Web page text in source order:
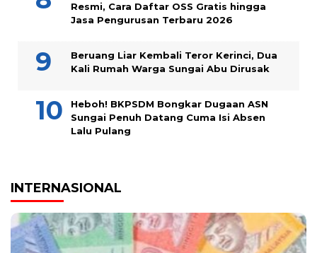
Resmi, Cara Daftar OSS Gratis hingga
Jasa Pengurusan Terbaru 2026
Beruang Liar Kembali Teror Kerinci, Dua
Kali Rumah Warga Sungai Abu Dirusak
Heboh! BKPSDM Bongkar Dugaan ASN
Sungai Penuh Datang Cuma Isi Absen
Lalu Pulang
INTERNASIONAL